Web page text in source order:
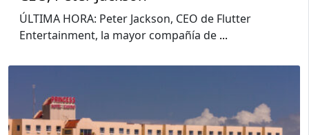
ÚLTIMA HORA: Peter Jackson, CEO de Flutter
Entertainment, la mayor compañía de ...